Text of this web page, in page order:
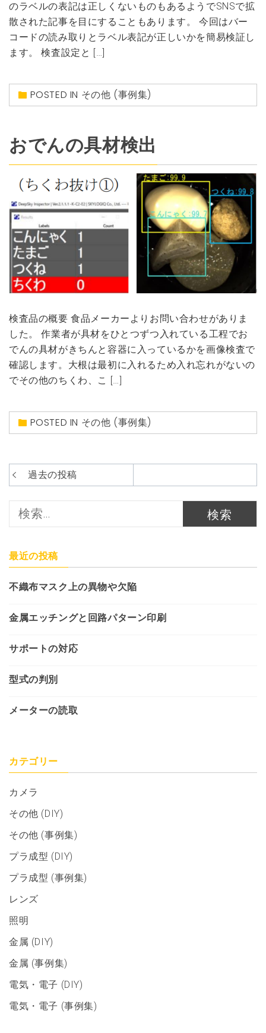
のラベルの表記は正しくないものもあるようでSNSで拡
散された記事を目にすることもあります。 今回はバー
コードの読み取りとラベル表記が正しいかを簡易検証し
ます。 検査設定と […]
POSTED IN その他 (事例集)
おでんの具材検出
検査品の概要 食品メーカーよりお問い合わせがありま
した。 作業者が具材をひとつずつ入れている工程でお
でんの具材がきちんと容器に入っているかを画像検査で
確認します。大根は最初に入れるため入れ忘れがないの
でその他のちくわ、こ […]
POSTED IN その他 (事例集)
投
稿
ナ
ビ
ゲ
ー
シ
ョ
ン
過去の投稿
索:
最近の投稿
不織布マスク上の異物や欠陥
金属エッチングと回路パターン印刷
サポートの対応
型式の判別
メーターの読取
カテゴリー
カメラ
その他 (DIY)
その他 (事例集)
プラ成型 (DIY)
プラ成型 (事例集)
レンズ
照明
金属 (DIY)
金属 (事例集)
電気・電子 (DIY)
電気・電子 (事例集)